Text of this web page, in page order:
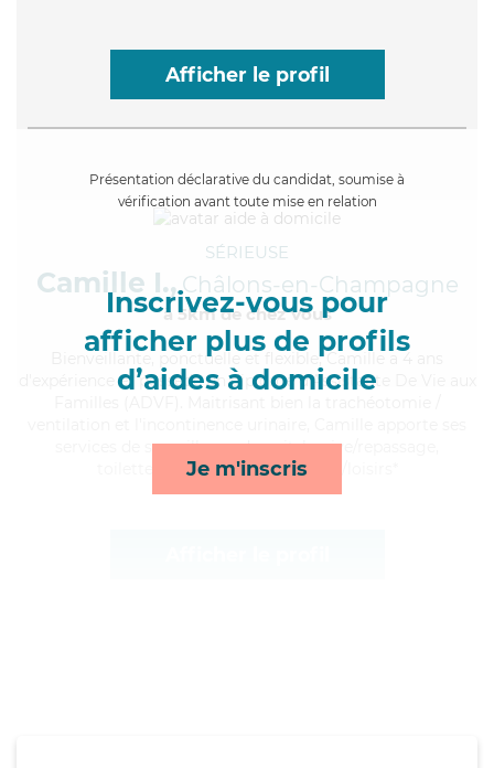
Afficher le profil
Présentation déclarative du candidat, soumise à
vérification avant toute mise en relation
Inscrivez-vous pour
afficher plus de profils
d’aides à domicile
Je m'inscris
SÉRIEUSE
Camille I., Châlons-en-Champagne
à 5km de chez Vous
, ponctuelle et flexible, Camille a 4 ans
d'expérience et possède un diplôme d'Assistante De Vie aux
services de surveillance de nuit, lessive/repassage,
toilette/habillage et compagnie/loisirs*